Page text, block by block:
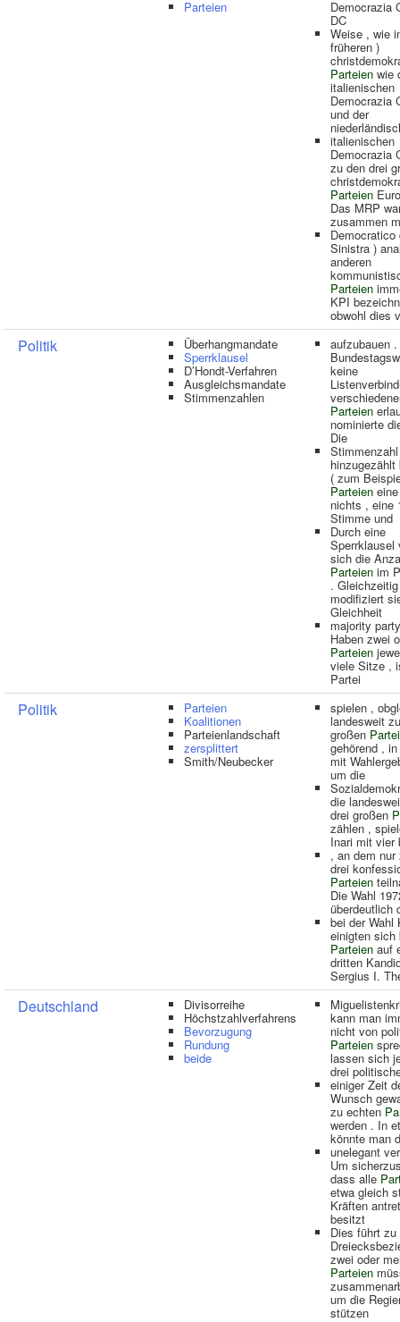
Parteien Democrazia
DC
Weise , wie
früheren )
Parteien wie
italienischen
Democrazia
und der
italienischen
Democrazia
zu den drei
Parteien
Das MRP
zusammen
Democratico
Sinistra )
anderen
Parteien
KPI
obwohl dies
Politik Überhangmandate
Sperrklausel
D’Hondt-Verfahren
Ausgleichsmandate
Stimmenzahlen
aufzubauen
keine
Parteien
nominierte
Die
Stimmenzahl
( zum
Parteien
nichts , eine
Stimme und
Durch eine
Sperrklausel
sich die
Parteien im
. Gleichzeitig
modifiziert
Gleichheit
majority
Haben zwei
Parteien
viele Sitze ,
Partei
Politik Parteien
Koalitionen
Parteienlandschaft
zersplittert
Smith/Neubecker
spielen ,
landesweit
großen
gehörend ,
mit
um die
die
drei großen
zählen ,
Inari mit vier
, an dem nur
drei
Parteien
Die Wahl
überdeutlich
bei der Wahl
einigten sich
Parteien auf
dritten
Sergius I.
Deutschland Divisorreihe
Höchstzahlverfahrens
Bevorzugung
Rundung
beide
kann man
nicht von
Parteien
lassen sich
drei
einiger Zeit
Wunsch
zu echten
werden . In
könnte man
unelegant
Um
dass alle
etwa gleich
Kräften
besitzt
Dies führt zu
zwei oder
Parteien
um die
stützen